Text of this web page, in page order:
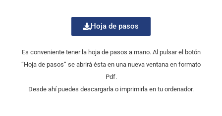
Hoja de pasos
Es conveniente tener la hoja de pasos a mano. Al pulsar el botón
“Hoja de pasos” se abrirá ésta en una nueva ventana en formato
Pdf.
Desde ahí puedes descargarla o imprimirla en tu ordenador.